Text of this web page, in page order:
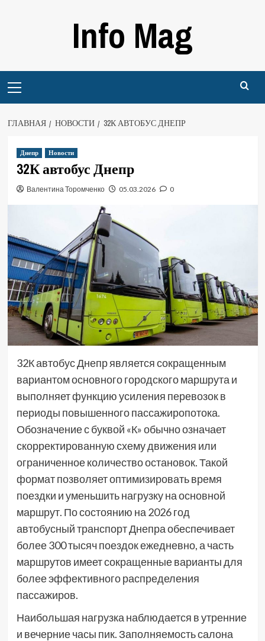
Info Mag
Menu
ГЛАВНАЯ НОВОСТИ 32К АВТОБУС ДНЕПР
Днепр Новости
32К автобус Днепр
Валентина Торомченко 05.03.2026 0
32К автобус Днепр является сокращенным
вариантом основного городского маршрута и
выполняет функцию усиления перевозок в
периоды повышенного пассажиропотока.
Обозначение с буквой «К» обычно означает
скорректированную схему движения или
ограниченное количество остановок. Такой
формат позволяет оптимизировать время
поездки и уменьшить нагрузку на основной
маршрут. По состоянию на 2026 год
автобусный транспорт Днепра обеспечивает
более 300 тысяч поездок ежедневно, а часть
маршрутов имеет сокращенные варианты для
более эффективного распределения
пассажиров.
Наибольшая нагрузка наблюдается в утренние
и вечерние часы пик. Заполняемость салона